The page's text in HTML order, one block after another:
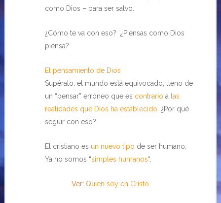
como Dios – para ser salvo.
¿Cómo te va con eso? ¿Piensas como Dios
piensa?
El pensamiento de Dios
Supéralo: el mundo está equivocado, lleno de
un “pensar” erróneo que es contrario a las
realidades que Dios ha establecido . ¿Por qué
seguir con eso?
El cristiano es un nuevo tipo de ser humano.
Ya no somos “simples humanos“.
Ver: Quién soy en Cristo